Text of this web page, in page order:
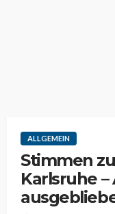
ALLGEMEIN
Stimmen
Karlsruhe